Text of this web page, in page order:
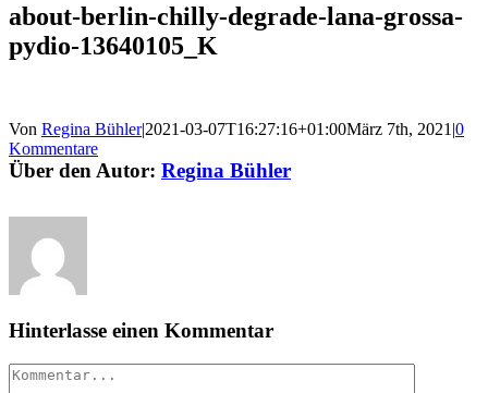
about-berlin-chilly-degrade-lana-grossa-
pydio-13640105_K
Von Regina Bühler|2021-03-07T16:27:16+01:00März 7th, 2021 |0
Kommentare
Über den Autor: Regina Bühler
Hinterlasse einen Kommentar
Kommentar